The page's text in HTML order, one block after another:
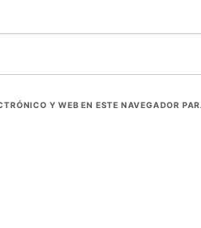
Y WEB EN ESTE NAVEGADOR